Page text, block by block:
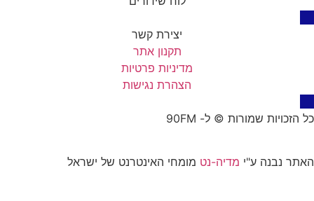
יצירת קשר
תקנון אתר
מדיניות פרטיות
הצהרת נגישות
כל הזכויות שמורות © ל- 90FM
האתר נבנה ע"י מדיה-נט מומחי האינטרנט של ישראל